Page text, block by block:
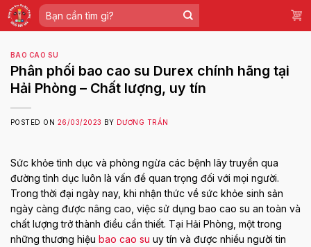
Skip
to
Tìm
kiếm:
BAO CAO SU
Phân phối bao cao su Durex chính hãng tại
Hải Phòng – Chất lượng, uy tín
POSTED ON 26/03/2023 BY DƯƠNG TRẦN
Sức khỏe tình dục và phòng ngừa các bệnh lây truyền qua
đường tình dục luôn là vấn đề quan trọng đối với mọi người.
Trong thời đại ngày nay, khi nhận thức về sức khỏe sinh sản
ngày càng được nâng cao, việc sử dụng bao cao su an toàn và
chất lượng trở thành điều cần thiết. Tại Hải Phòng, một trong
những thương hiệu bao cao su uy tín và được nhiều người tin